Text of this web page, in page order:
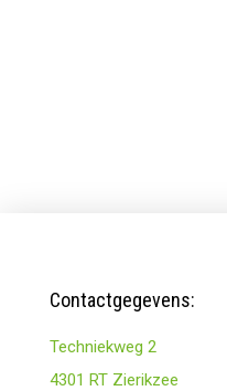
Contactgegevens:
Techniekweg 2
4301 RT Zierikzee